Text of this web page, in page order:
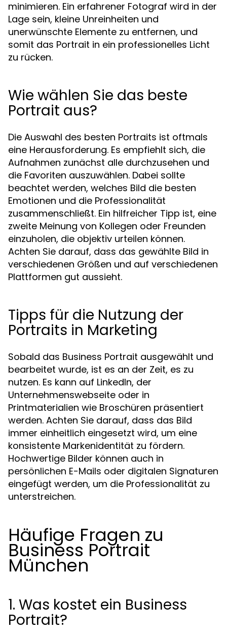
minimieren. Ein erfahrener Fotograf wird in der
Lage sein, kleine Unreinheiten und
unerwünschte Elemente zu entfernen, und
somit das Portrait in ein professionelles Licht
zu rücken.
Wie wählen Sie das beste
Portrait aus?
Die Auswahl des besten Portraits ist oftmals
eine Herausforderung. Es empfiehlt sich, die
Aufnahmen zunächst alle durchzusehen und
die Favoriten auszuwählen. Dabei sollte
beachtet werden, welches Bild die besten
Emotionen und die Professionalität
zusammenschließt. Ein hilfreicher Tipp ist, eine
zweite Meinung von Kollegen oder Freunden
einzuholen, die objektiv urteilen können.
Achten Sie darauf, dass das gewählte Bild in
verschiedenen Größen und auf verschiedenen
Plattformen gut aussieht.
Tipps für die Nutzung der
Portraits in Marketing
Sobald das Business Portrait ausgewählt und
bearbeitet wurde, ist es an der Zeit, es zu
nutzen. Es kann auf LinkedIn, der
Unternehmenswebseite oder in
Printmaterialien wie Broschüren präsentiert
werden. Achten Sie darauf, dass das Bild
immer einheitlich eingesetzt wird, um eine
konsistente Markenidentität zu fördern.
Hochwertige Bilder können auch in
persönlichen E-Mails oder digitalen Signaturen
eingefügt werden, um die Professionalität zu
unterstreichen.
Häufige Fragen zu
Business Portrait
München
1. Was kostet ein Business
Portrait?